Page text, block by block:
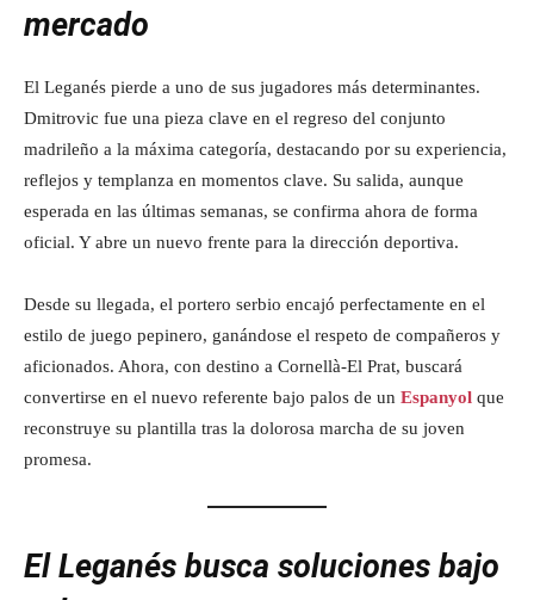
mercado
El Leganés pierde a uno de sus jugadores más determinantes.
Dmitrovic fue una pieza clave en el regreso del conjunto
madrileño a la máxima categoría, destacando por su experiencia,
reflejos y templanza en momentos clave. Su salida, aunque
esperada en las últimas semanas, se confirma ahora de forma
oficial. Y abre un nuevo frente para la dirección deportiva.
Desde su llegada, el portero serbio encajó perfectamente en el
estilo de juego pepinero, ganándose el respeto de compañeros y
aficionados. Ahora, con destino a Cornellà-El Prat, buscará
convertirse en el nuevo referente bajo palos de un Espanyol que
reconstruye su plantilla tras la dolorosa marcha de su joven
promesa.
El Leganés busca soluciones bajo